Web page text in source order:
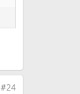
#24